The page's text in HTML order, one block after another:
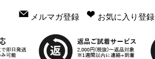
メルマガ登録 お気に入り登録